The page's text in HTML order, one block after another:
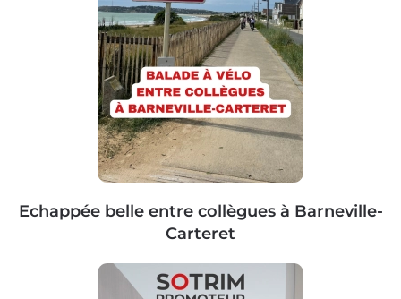
Echappée belle entre collègues à Barneville-
Carteret